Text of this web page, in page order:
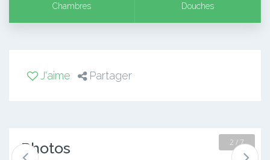
Chambres Douches
J'aime Partager
Photos 2 / 7